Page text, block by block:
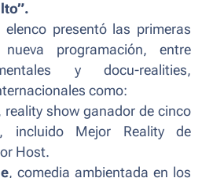
elenco presentó las primeras
programación, entre
y docu-realities,
como:
reality showganador de cinco
, incluido Mejor Reality de
Host.
, comedia ambientada en los